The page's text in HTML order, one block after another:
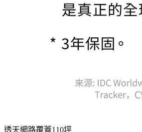
透天網路覆蓋110坪